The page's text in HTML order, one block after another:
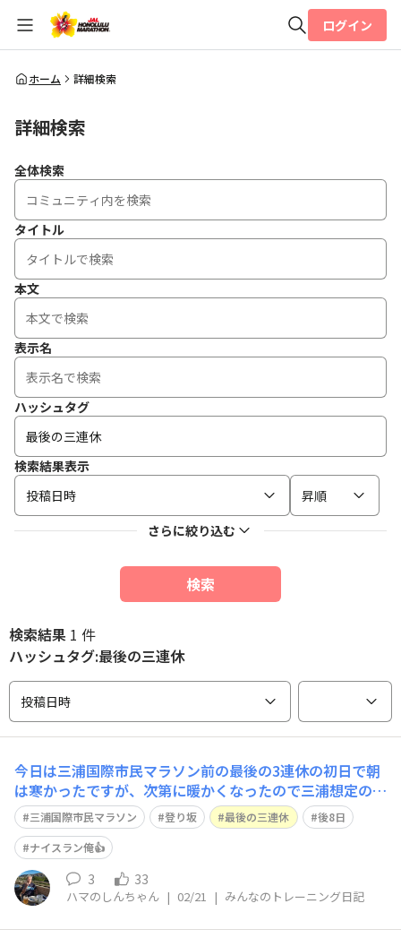
全体検索
ログイン
ホーム 詳細検索
詳細検索
全体検索
タイトル
本文
表示名
ハッシュタグ
検索結果表示
投稿日時
昇順
さらに絞り込む
検索
検索結果 1 件
ハッシュタグ:最後の三連休
投稿日時
今日は三浦国際市民マラソン前の最後の3連休の初日で朝
は寒かったですが、次第に暖かくなったので三浦想定のだ
らだらとした登り坂を含めた約10キロを走りました。明
日は筋トレ、明後日は最後のロング走の予定です。 今日
のトレーニング記録 ■今日は何をした？ ■今日の成果
は？ ■ひ
三浦国際市民マラソン 登り坂 最後の三連休
後8日
ナイスラン俺👍
3 33
ハマのしんちゃん | 02/21 | みんなのトレーニング日記